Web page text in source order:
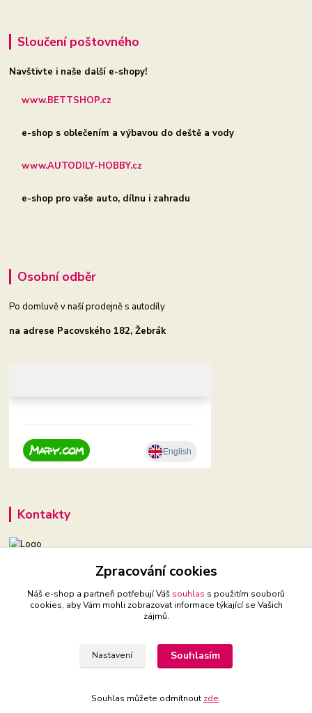
Sloučení poštovného
Navštivte i naše další e-shopy!
www.BETTSHOP.cz
e-shop s oblečením a výbavou do deště a vody
www.AUTODILY-HOBBY.cz
e-shop pro vaše auto, dílnu i zahradu
Osobní odběr
Po domluvě v naší prodejně s autodíly
na adrese Pacovského 182, Žebrák
Kontakty
+420 604 921 321
babyveci@babyveci.cz
Zpracování cookies
Náš e-shop a partneři potřebují Váš souhlas s použitím souborů
cookies, aby Vám mohli zobrazovat informace týkající se Vašich
zájmů.
Nastavení Souhlasím
Souhlas můžete odmítnout zde.